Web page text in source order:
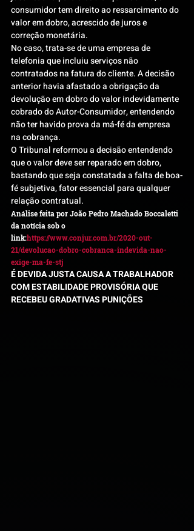
consumidor tem direito ao ressarcimento do
valor em dobro, acrescido de juros e
correção monetária.
No caso, trata-se de uma empresa de
telefonia que incluiu serviços não
contratados na fatura do cliente. A decisão
anterior havia afastado a obrigação da
devolução em dobro do valor indevidamente
cobrado do Autor-Consumidor, entendendo
não ter havido prova da má-fé da empresa
na cobrança.
O Tribunal reformou a decisão entendendo
que o valor deve ser reparado em dobro,
bastando que seja constatada a falta de boa-
fé subjetiva, fator essencial para qualquer
relação contratual.
Análise feita por João Pedro Machado Boccaletti
da notícia sob o
link:https://www.conjur.com.br/2020-out-
21/devolucao-dobro-cobranca-indevida-nao-
exige-ma-fe-stj
É DEVIDA JUSTA CAUSA A TRABALHADOR
COM ESTABILIDADE PROVISÓRIA QUE
RECEBEU GRADATIVAS PUNIÇÕES